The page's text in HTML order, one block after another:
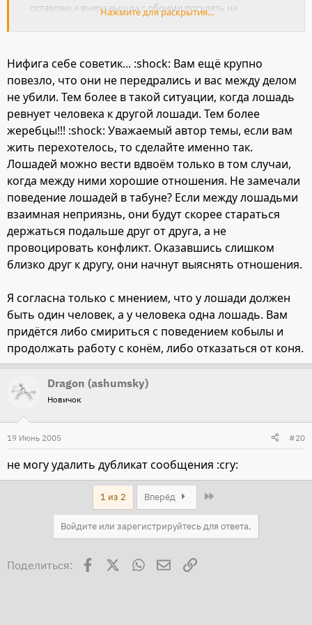
оставляю,а вчера вышла с обоими погулять на
пойти в леваду,и "выяснить"отношения!!!!!!!!
Нажмите для раскрытия...
Нифига себе советик... :shock: Вам ещё крупно
повезло, что они не передрались и вас между делом
не убили. Тем более в такой ситуации, когда лошадь
ревнует человека к другой лошади. Тем более
жеребцы!!! :shock: Уважаемый автор темы, если вам
жить перехотелось, то сделайте именно так.
Лошадей можно вести вдвоём только в том случаи,
когда между ними хорошие отношения. Не замечали
поведение лошадей в табуне? Если между лошадьми
взаимная неприязнь, они будут скорее стараться
держаться подальше друг от друга, а не
провоцировать конфликт. Оказавшись слишком
близко друг к другу, они начнут выяснять отношения.
Я согласна только с мнением, что у лошади должен
быть один человек, а у человека одна лошадь. Вам
придётся либо смириться с поведением кобылы и
продолжать работу с конём, либо отказаться от коня.
Dragon (ashumsky)
Новичок
19 Июнь 2005 #20
не могу удалить дубликат сообщения :cry:
1 из 2 Вперёд
Войдите или зарегистрируйтесь для ответа.
Поделиться: Facebook WhatsAppЭлектронная почта
Ссылка